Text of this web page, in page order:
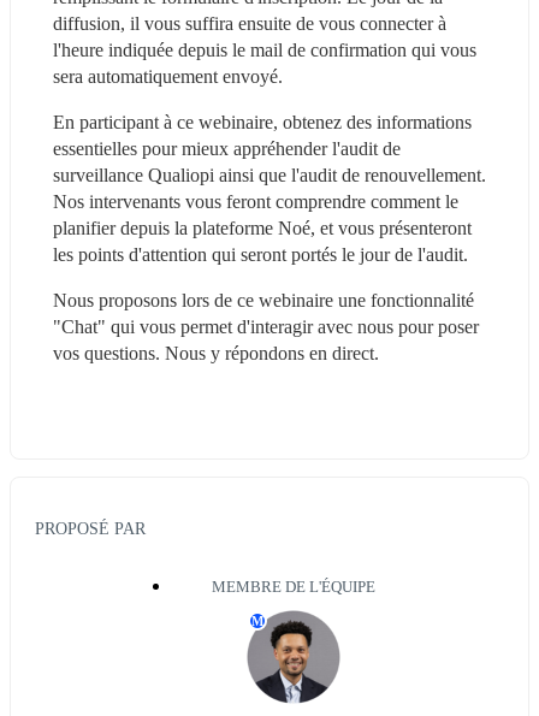
diffusion, il vous suffira ensuite de vous connecter à
l'heure indiquée depuis le mail de confirmation qui vous
sera automatiquement envoyé.
En participant à ce webinaire, obtenez des informations
essentielles pour mieux appréhender l'audit de
surveillance Qualiopi ainsi que l'audit de renouvellement.
Nos intervenants vous feront comprendre comment le
planifier depuis la plateforme Noé, et vous présenteront
les points d'attention qui seront portés le jour de l'audit.
Nous proposons lors de ce webinaire une fonctionnalité
"Chat" qui vous permet d'interagir avec nous pour poser
vos questions. Nous y répondons en direct.
PROPOSÉ PAR
MEMBRE DE L'ÉQUIPE
M